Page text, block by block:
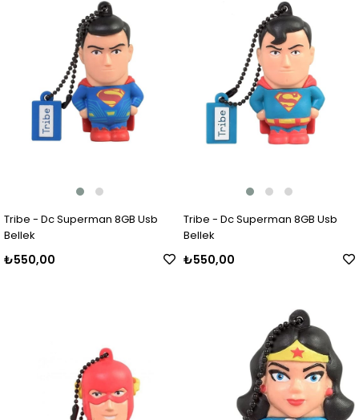
Tribe - Dc Superman 8GB Usb
Bellek
₺550,00
Tribe - Dc Superman 8GB Usb
Bellek
₺550,00